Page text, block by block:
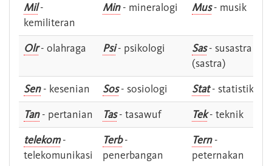
Mil-
kemiliteran
Min- mineralogi Mus- musik
Olr- olahraga Psi- psikologi Sas- susastra -
(sastra)
Sen- kesenian Sos- sosiologi Stat- statistik
Tan- pertanian Tas- tasawuf Tek- teknik
telekom-
telekomunikasi
Terb-
penerbangan
Tern-
peternakan